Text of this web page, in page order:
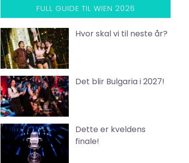
FULL GUIDE TIL WIEN 2026
Hvor skal vi til neste år?
Det blir Bulgaria i 2027!
Dette er kveldens
finale!